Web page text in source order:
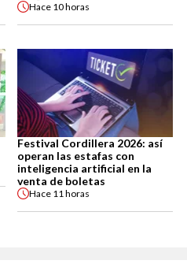
Hace 10 horas
Festival Cordillera 2026: así
operan las estafas con
inteligencia artificial en la
venta de boletas
Hace 11 horas